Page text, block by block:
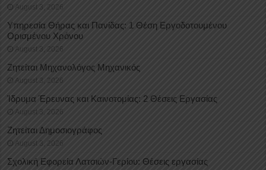
August 3, 2026
Υπηρεσία Θήρας και Πανίδας: 1 Θέση Eργοδοτουμένου
Oρισμένου Xρόνου
August 3, 2026
Ζητείται Μηχανολόγος Μηχανικός
August 3, 2026
Ίδρυμα Έρευνας και Καινοτομίας: 2 Θέσεις Εργασίας
August 3, 2026
Ζητείται Δημοσιογράφος
August 3, 2026
Σχολική Εφορεία Λατσιών-Γερίου: Θέσεις εργασίας